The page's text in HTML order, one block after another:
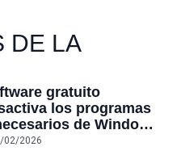
DE LA
gratuito
los programas
de Windows
optimiza el PC,
02/2026